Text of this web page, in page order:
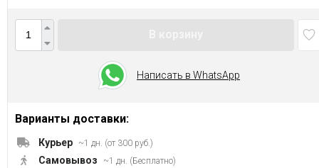
Написать в WhatsApp
Варианты доставки:
Курьер ~1 дн. (от 300 руб.)
Самовывоз ~1 дн. (Бесплатно)